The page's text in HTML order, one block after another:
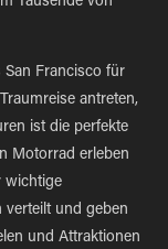
San Francisco für
antreten,
ist die perfekte
Motorrad erleben
wichtige
verteilt und geben
und Attraktionen